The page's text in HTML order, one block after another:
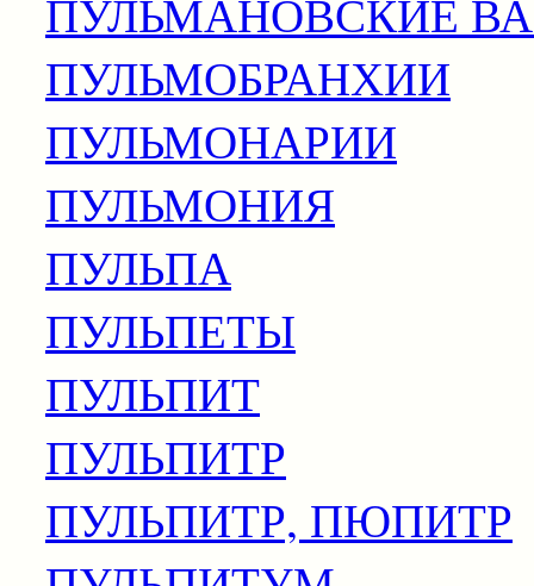
ПУЛЬМАНОВСКИЕ
ПУЛЬМОБРАНХИИ
ПУЛЬМОНАРИИ
ПУЛЬМОНИЯ
ПУЛЬПА
ПУЛЬПЕТЫ
ПУЛЬПИТ
ПУЛЬПИТР
ПУЛЬПИТР, ПЮПИТР